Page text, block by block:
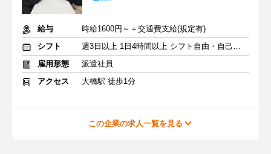
給与
時給1600円～＋交通費支給(規定有)
シフト
週3日以上 1日4時間以上 シフト自由・自己申告
雇用形態
派遣社員
アクセス
大橋駅 徒歩1分
この企業の求人一覧を見る